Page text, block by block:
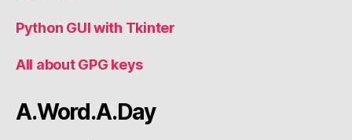
Python GUI with Tkinter
All about GPG keys
A.Word.A.Day